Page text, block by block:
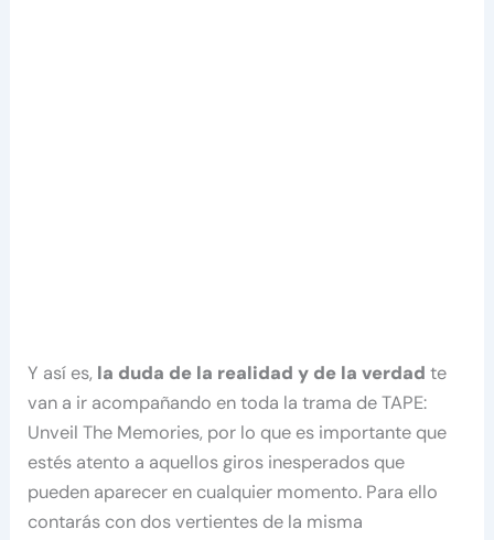
Y así es, la duda de la realidad y de la verdad te
van a ir acompañando en toda la trama de TAPE:
Unveil The Memories, por lo que es importante que
estés atento a aquellos giros inesperados que
pueden aparecer en cualquier momento. Para ello
contarás con dos vertientes de la misma